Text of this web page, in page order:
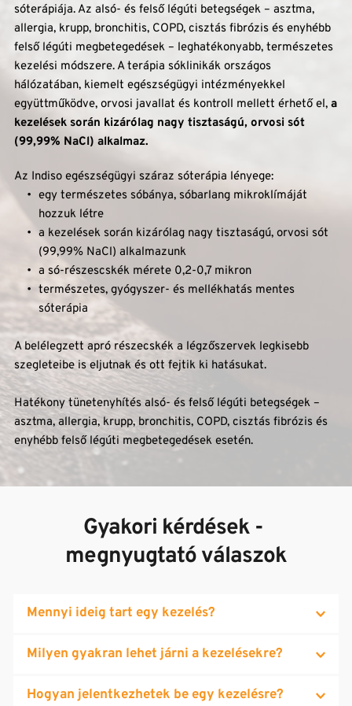
sóterápiája. Az alsó- és felső légúti betegségek – asztma,
allergia, krupp, bronchitis, COPD, cisztás fibrózis és enyhébb
felső légúti megbetegedések – leghatékonyabb, természetes
kezelési módszere. A terápia sóklinikák országos
hálózatában, kiemelt egészségügyi intézményekkel
együttműködve, orvosi javallat és kontroll mellett érhető el, a
kezelések során kizárólag nagy tisztaságú, orvosi sót
(99,99% NaCl) alkalmaz.
Az Indiso egészségügyi száraz sóterápia lényege:
egy természetes sóbánya, sóbarlang mikroklímáját
hozzuk létre
a kezelések során kizárólag nagy tisztaságú, orvosi sót
(99,99% NaCl) alkalmazunk
a só-részescskék mérete 0,2-0,7 mikron
természetes, gyógyszer- és mellékhatás mentes
sóterápia
A belélegzett apró részecskék a légzőszervek legkisebb
szegleteibe is eljutnak és ott fejtik ki hatásukat.
Hatékony tünetenyhítés alsó- és felső légúti betegségek –
asztma, allergia, krupp, bronchitis, COPD, cisztás fibrózis és
enyhébb felső légúti megbetegedések esetén.
Gyakori kérdések -
megnyugtató válaszok
Mennyi ideig tart egy kezelés?
Egy kezelés alkalmával a felnőttek egy órát töltenek a
kezelőben. Gyermekeknél a kezelési idő 45 perc. Kúra
esetén javallott, hogy az egyes alkalmak között ne teljen el
Milyen gyakran lehet járni a kezelésekre?
Lehetőség van a napi kétszeri kezelésre is, amennyiben a
Hogyan jelentkezhetek be egy kezelésre?